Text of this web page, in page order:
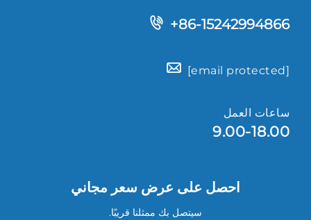
+86-15242994866
[email protected]
ساعات العمل
9.00-18.00
احصل على عرض سعر مجاني
سيتصل بك ممثلنا قريبًا.